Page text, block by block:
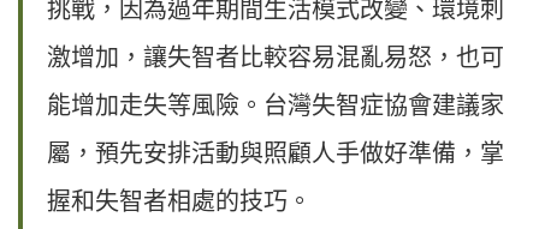
挑戰，因為過年期間生活模式改變、環境刺
激增加，讓失智者比較容易混亂易怒，也可
能增加走失等風險。台灣失智症協會建議家
屬，預先安排活動與照顧人手做好準備，掌
握和失智者相處的技巧。